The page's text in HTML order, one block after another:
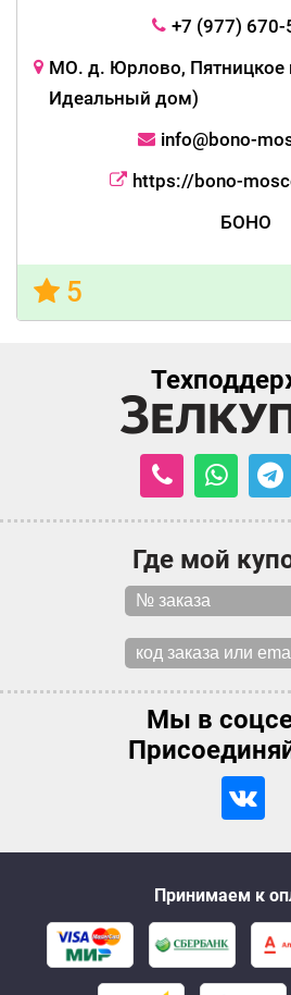
+7 (977) 670-
МО. д. Юрлово, Пятницкое
Идеальный дом)
info@bono-
https://bono-
БОНО
5
Где мой
Мы в
Принимаем к